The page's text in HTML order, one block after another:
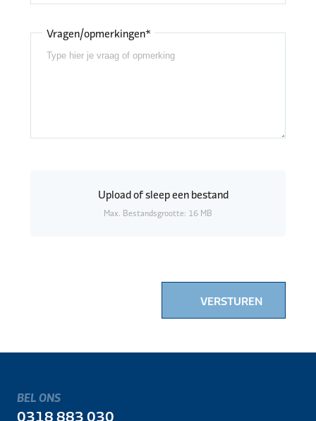
Vragen/opmerkingen*
Uploadof sleep een bestand
Max. Bestandsgrootte: 16 MB
VERSTUREN
BEL ONS
0318 883 030